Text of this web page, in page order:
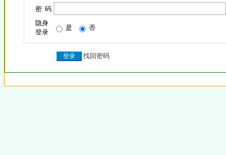
密 码
隐身
登录
是 否
找回密码